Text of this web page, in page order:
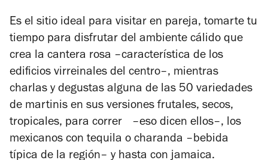
Es el sitio ideal para visitar en pareja, tomarte tu
tiempo para disfrutar del ambiente cálido que
crea la cantera rosa –característica de los
edificios virreinales del centro–, mientras
charlas y degustas alguna de las 50 variedades
de martinis en sus versiones frutales, secos,
tropicales, para correr –eso dicen ellos–, los
mexicanos con tequila o charanda –bebida
típica de la región– y hasta con jamaica.